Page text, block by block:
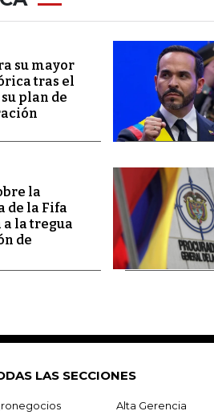
su mayor
tras el
plan de
la
de la Fifa
la tregua
de
LAS SECCIONES
Alta Gerencia